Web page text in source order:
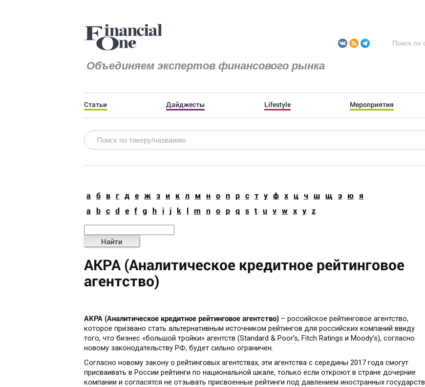
Объединяем экспертов финансового рынка
Статьи Дайджесты Lifestyle Мероприятия
a б в г д е ж з и к л м н о п р с т у ф х ц ч ш щ э ю я
a b c d e f g h i j k l m n o p q s t u v w x y z
Найти
АКРА (Аналитическое кредитное рейтинговое
агентство)
АКРА (Аналитическое кредитное рейтинговое агентство) – российское рейтинговое агентство,
которое призвано стать альтернативным источником рейтингов для российских компаний ввиду
того, что бизнес «большой тройки» агентств (Standard & Poor’s, Fitch Ratings и Moody’s), согласно
новому законодательству РФ, будет сильно ограничен.
Согласно новому закону о рейтинговых агентствах, эти агентства с середины 2017 года смогут
присваивать в России рейтинги по национальной шкале, только если откроют в стране дочерние
компании и согласятся не отзывать присвоенные рейтинги под давлением иностранных государств